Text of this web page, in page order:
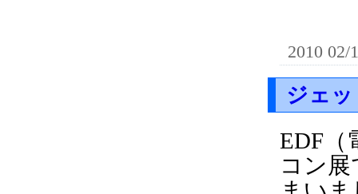
2010 02/
ジェ
EDF（
コン